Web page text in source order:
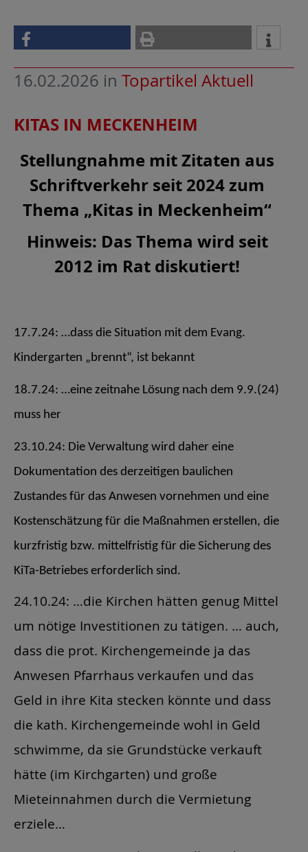
16.02.2026 in Topartikel Aktuell
KITAS IN MECKENHEIM
Stellungnahme mit Zitaten aus
Schriftverkehr seit 2024 zum
Thema „Kitas in Meckenheim“
Hinweis: Das Thema wird seit
2012 im Rat diskutiert!
17.7.24: …dass die Situation mit dem Evang.
Kindergarten „brennt“, ist bekannt
18.7.24: …eine zeitnahe Lösung nach dem 9.9.(24)
muss her
23.10.24: Die Verwaltung wird daher eine
Dokumentation des derzeitigen baulichen
Zustandes für das Anwesen vornehmen und eine
Kostenschätzung für die Maßnahmen erstellen, die
kurzfristig bzw. mittelfristig für die Sicherung des
KiTa-Betriebes erforderlich sind.
24.10.24: …die Kirchen hätten genug Mittel
um nötige Investitionen zu tätigen. … auch,
dass die prot. Kirchengemeinde ja das
Anwesen Pfarrhaus verkaufen und das
Geld in ihre Kita stecken könnte und dass
die kath. Kirchengemeinde wohl in Geld
schwimme, da sie Grundstücke verkauft
hätte (im Kirchgarten) und große
Mieteinnahmen durch die Vermietung
erziele…